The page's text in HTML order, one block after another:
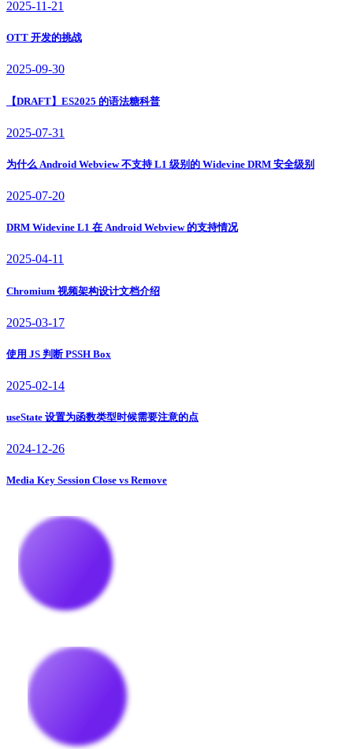
2025-11-21
OTT 开发的挑战
2025-09-30
【DRAFT】ES2025 的语法糖科普
2025-07-31
为什么 Android Webview 不支持 L1 级别的 Widevine DRM 安全级别
2025-07-20
DRM Widevine L1 在 Android Webview 的支持情况
2025-04-11
Chromium 视频架构设计文档介绍
2025-03-17
使用 JS 判断 PSSH Box
2025-02-14
useState 设置为函数类型时候需要注意的点
2024-12-26
Media Key Session Close vs Remove